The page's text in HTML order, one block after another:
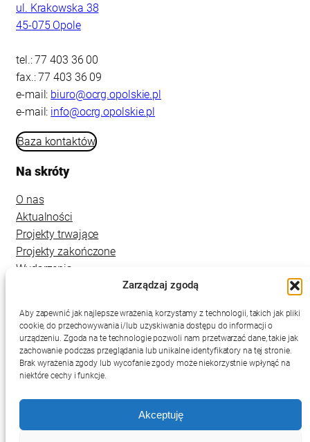
Zarządzaj zgodą
Aby zapewnić jak najlepsze wrażenia, korzystamy z technologii, takich jak pliki
cookie, do przechowywania i/lub uzyskiwania dostępu do informacji o
urządzeniu. Zgoda na te technologie pozwoli nam przetwarzać dane, takie jak
zachowanie podczas przeglądania lub unikalne identyfikatory na tej stronie.
Brak wyrażenia zgody lub wycofanie zgody może niekorzystnie wpłynąć na
niektóre cechy i funkcje.
Akceptuję
ul. Krakowska 38
45-075 Opole
tel.: 77 403 36 00
fax.: 77 403 36 09
e-mail: biuro@ocrg.opolskie.pl
e-mail: info@ocrg.opolskie.pl
Baza kontaktów
Na skróty
O nas
Aktualności
Projekty trwające
Projekty zakończone
Wydarzenia